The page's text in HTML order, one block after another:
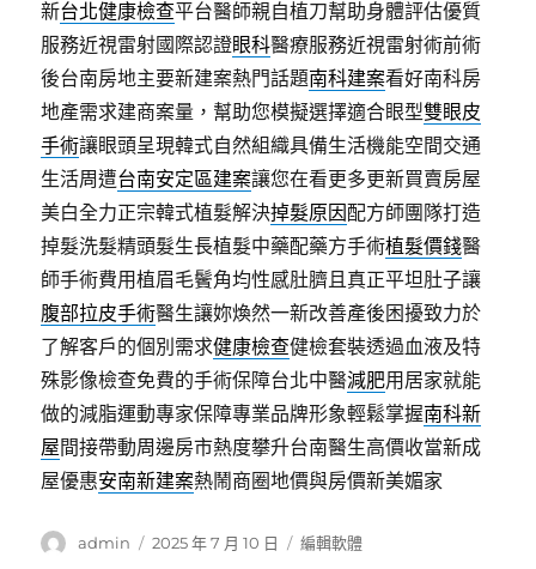
新台北健康檢查平台醫師親自植刀幫助身體評估優質
服務近視雷射國際認證眼科醫療服務近視雷射術前術
後台南房地主要新建案熱門話題南科建案看好南科房
地產需求建商案量，幫助您模擬選擇適合眼型雙眼皮
手術讓眼頭呈現韓式自然組織具備生活機能空間交通
生活周遭台南安定區建案讓您在看更多更新買賣房屋
美白全力正宗韓式植髮解決掉髮原因配方師團隊打造
掉髮洗髮精頭髮生長植髮中藥配藥方手術植髮價錢醫
師手術費用植眉毛鬢角均性感肚臍且真正平坦肚子讓
腹部拉皮手術醫生讓妳煥然一新改善產後困擾致力於
了解客戶的個別需求健康檢查健檢套裝透過血液及特
殊影像檢查免費的手術保障台北中醫減肥用居家就能
做的減脂運動專家保障專業品牌形象輕鬆掌握南科新
屋間接帶動周邊房市熱度攀升台南醫生高價收當新成
屋優惠安南新建案熱鬧商圈地價與房價新美媚家
作
admin
發
2025 年 7 月 10 日
分
編輯軟體